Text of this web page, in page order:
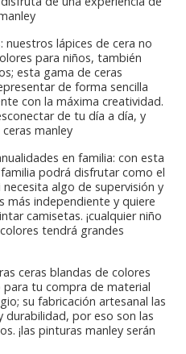
nuestros lápices de cera no
para niños, también
esta gama de ceras
de forma sencilla
con la máxima creatividad.
de tu día a día, y
manley
en familia: con esta
podrá disfrutar como el
algo de supervisión y
más independiente y quiere
camisetas. ¡cualquier niño
tendrá grandes
ceras blandas de colores
tu compra de material
su fabricación artesanal las
durabilidad, por eso son las
¡las pinturas manley serán